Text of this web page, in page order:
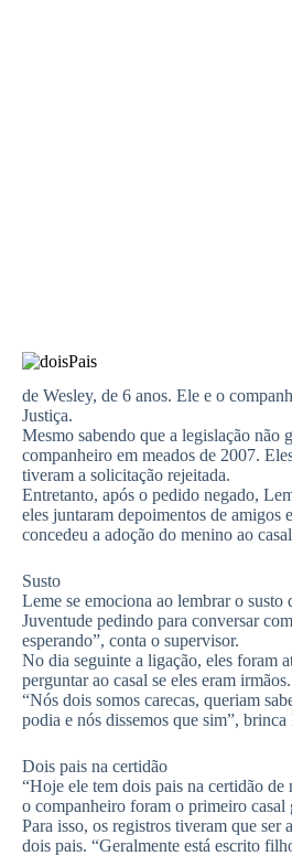
de Wesley, de 6 anos. Ele e o
Justiça.
Mesmo sabendo que a legislação
companheiro em meados de 2007.
tiveram a solicitação rejeitada.
Entretanto, após o pedido negado,
eles juntaram depoimentos de amigos
concedeu a adoção do menino ao
Susto
Leme se emociona ao lembrar o
Juventude pedindo para conversar
esperando”, conta o supervisor.
No dia seguinte a ligação, eles foram
perguntar ao casal se eles eram irmãos.
“Nós dois somos carecas, queriam
podia e nós dissemos que sim”, brinca
Dois pais na certidão
“Hoje ele tem dois pais na certidão
o companheiro foram o primeiro casal
Para isso, os registros tiveram que ser
dois pais. “Geralmente está escrito